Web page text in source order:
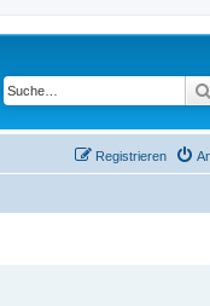
Registrieren